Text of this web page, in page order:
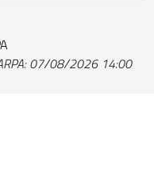
07/08/2026 14:00